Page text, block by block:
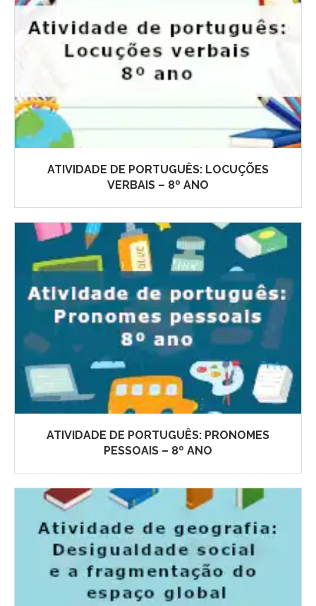
ATIVIDADE DE PORTUGUÊS: LOCUÇÕES
VERBAIS – 8º ANO
ATIVIDADE DE PORTUGUÊS: PRONOMES
PESSOAIS – 8º ANO